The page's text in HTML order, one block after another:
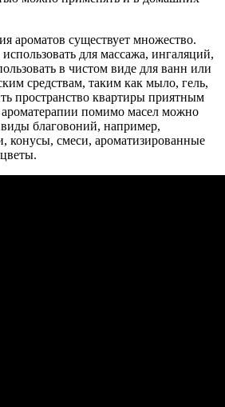
ароматов существует множество.
для массажа, ингаляций,
в чистом виде для ванн или
средствам, таким как мыло, гель,
пространство квартиры приятным
помимо масел можно
виды благовоний, например,
конусы, смеси, ароматизированные